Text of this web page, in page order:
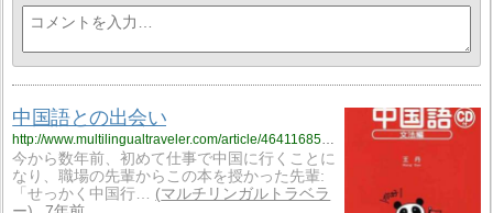
中国語との出会い
http://www.multilingualtraveler.com/article/464116854.html
今から数年前、初めて仕事で中国に行くことに
なり、職場の先輩からこの本を授かった先輩:
「せっかく中国行…
マルチリンガルトラベラ